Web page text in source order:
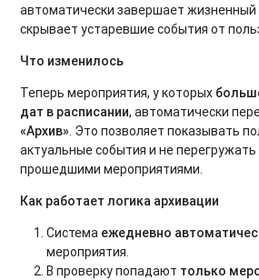
автоматически завершает жизненный
скрывает устаревшие события от
Что изменилось
Теперь мероприятия, у которых
дат в расписании, автоматически
«Архив». Это позволяет показывать
актуальные события и не
прошедшими мероприятиями.
Как работает логика архивации
Система ежедневно
мероприятия.
В проверку попадают только